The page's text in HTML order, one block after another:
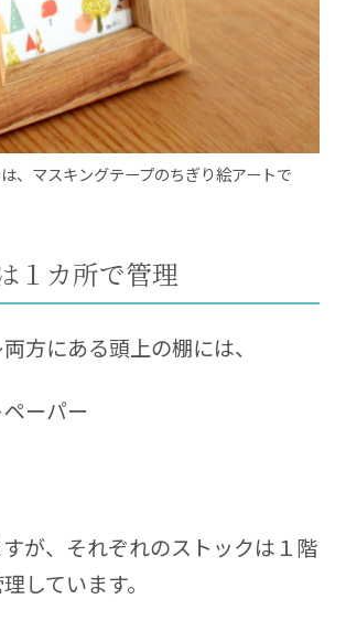
、マスキングテープのちぎり絵アートで
１カ所で管理
方にある頭上の棚には、
ーパー
が、それぞれのストックは１階
しています。